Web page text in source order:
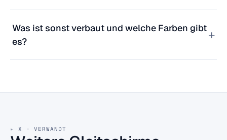
Was ist sonst verbaut und welche Farben gibt
es?
+
X · VERWANDT